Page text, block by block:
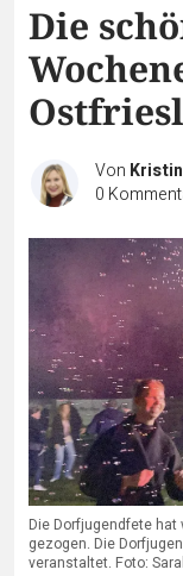
Die
Von
0
Die Dorfjugendfete
gezogen. Die
veranstaltet. Foto: